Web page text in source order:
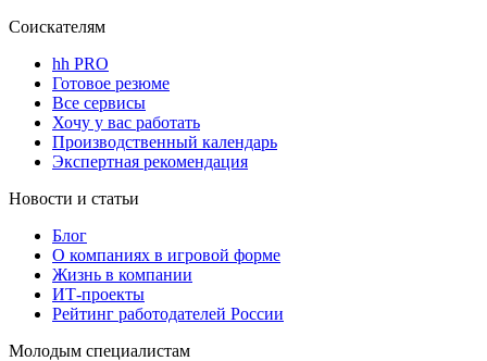
Соискателям
hh PRO
Готовое резюме
Все сервисы
Хочу у вас работать
Производственный календарь
Экспертная рекомендация
Новости и статьи
Блог
О компаниях в игровой форме
Жизнь в компании
ИТ-проекты
Рейтинг работодателей России
Молодым специалистам